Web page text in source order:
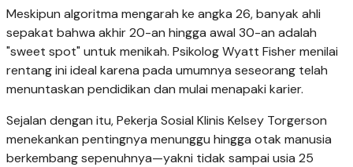
Meskipun algoritma mengarah ke angka 26, banyak ahli
sepakat bahwa akhir 20-an hingga awal 30-an adalah
"sweet spot" untuk menikah. Psikolog Wyatt Fisher menilai
rentang ini ideal karena pada umumnya seseorang telah
menuntaskan pendidikan dan mulai menapaki karier.
Sejalan dengan itu, Pekerja Sosial Klinis Kelsey Torgerson
menekankan pentingnya menunggu hingga otak manusia
berkembang sepenuhnya—yakni tidak sampai usia 25